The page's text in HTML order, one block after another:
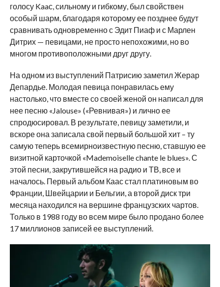
голосу Kaaс, сильному и гибкому, был свойствен
особый шарм, благодаря которому ее позднее будут
сравнивать одновременно с Эдит Пиаф и с Марлен
Дитрих — певицами, не просто непохожими, но во
многом противоположными друг другу.
На одном из выступлений Патрисию заметил Жерар
Депардье. Молодая певица понравилась ему
настолько, что вместе со своей женой он написал для
нее песню «Jalouse» («Ревнивая») и лично ее
спродюсировал. В результате, певицу заметили, и
вскоре она записала свой первый большой хит – ту
самую теперь всемирноизвестную песню, ставшую ее
визитной карточкой «Mademoiselle chante le blues». С
этой песни, закрутившейся на радио и ТВ, все и
началось. Первый альбом Каас стал платиновым во
Франции, Швейцарии и Бельгии, а второй диск три
месяца находился на вершине французских чартов.
Только в 1988 году во всем мире было продано более
17 миллионов записей ее выступлений.